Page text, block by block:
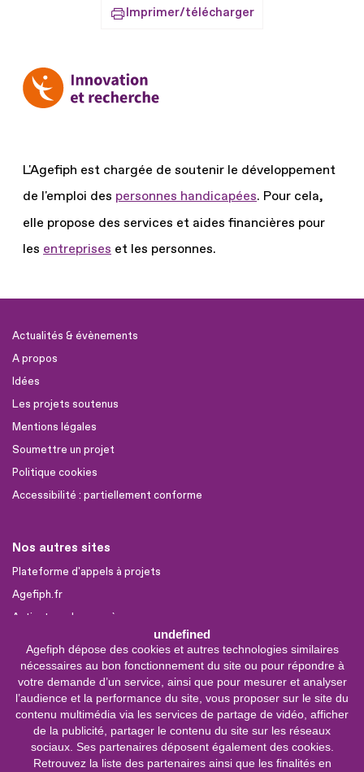
undefined
Agefiph dépose des cookies et autres technologies similaires
nécessaires au bon fonctionnement du site ou pour répondre à
votre demande d’un service, ainsi que pour mesurer et analyser
l’audience et la performance du site, vous proposer sur le site du
contenu multimédia via les services de partage de vidéo, afficher
de la publicité, partager le contenu du site sur les réseaux
sociaux. Ses partenaires déposent également des cookies.
Retrouvez la liste des partenaires ainsi que les finalités en
Imprimer/télécharger
L'Agefiph est chargée de soutenir le développement
de l'emploi des personnes handicapées. Pour cela,
elle propose des services et aides financières pour
les entreprises et les personnes.
Actualités & évènements
A propos
Idées
Les projets soutenus
Mentions légales
Soumettre un projet
Politique cookies
Accessibilité : partiellement conforme
Nos autres sites
Plateforme d'appels à projets
Agefiph.fr
Activateur de progrès
Sites partenaires
FIRAH
CNSA
FIPHFP
Mon parcours
Handicap